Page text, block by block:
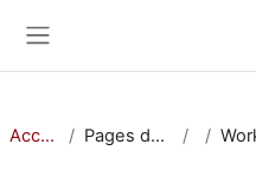
Accueil Pages du site